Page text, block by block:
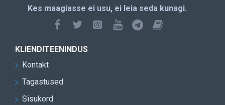
Kes maagiasse ei usu, ei leia seda kunagi.
KLIENDITEENINDUS
Kontakt
Tagastused
Sisukord